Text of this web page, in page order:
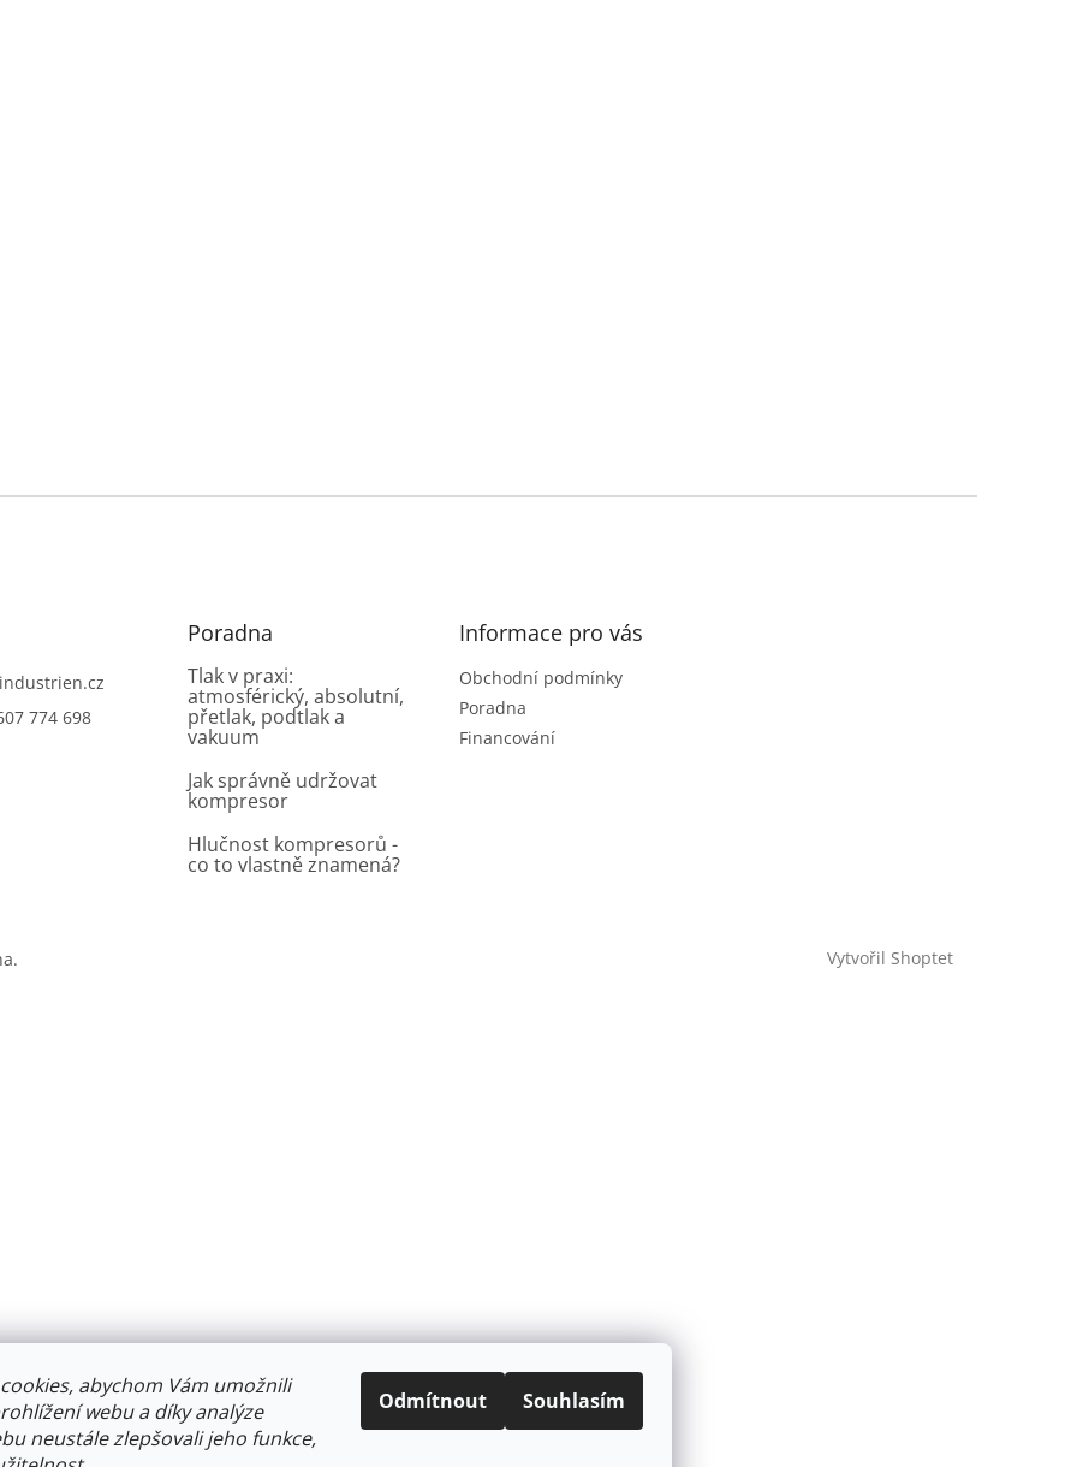
abychom Vám umožnili
webu a díky analýze
neustále zlepšovali jeho funkce,
Odmítnout Souhlasím
industrien.cz
774 698
Poradna
Tlak v praxi:
atmosférický, absolutní,
přetlak, podtlak a
vakuum
Jak správně udržovat
kompresor
Hlučnost kompresorů -
co to vlastně znamená?
Informace pro vás
Obchodní podmínky
Poradna
Financování
Vytvořil Shoptet